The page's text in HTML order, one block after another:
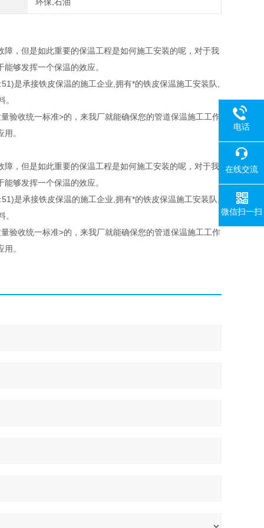
，但是如此重要的保温工程是如何施工安装的呢，对于我
够发挥一个保温的效应。
是承接铁皮保温的施工企业,拥有*的铁皮保温施工安装队,
验收统一标准>的，来我厂就能确保您的管道保温施工工作
。
，但是如此重要的保温工程是如何施工安装的呢，对于我
够发挥一个保温的效应。
是承接铁皮保温的施工企业,拥有*的铁皮保温施工安装队,
验收统一标准>的，来我厂就能确保您的管道保温施工工作
。
电话
在线交流
微信扫一扫